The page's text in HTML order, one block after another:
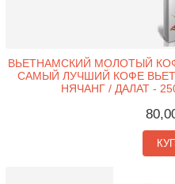
ВЬЕТНАМСКИЙ МОЛОТЫЙ
САМЫЙ ЛУЧШИЙ КОФЕ
НЯЧАНГ / ДАЛАТ -